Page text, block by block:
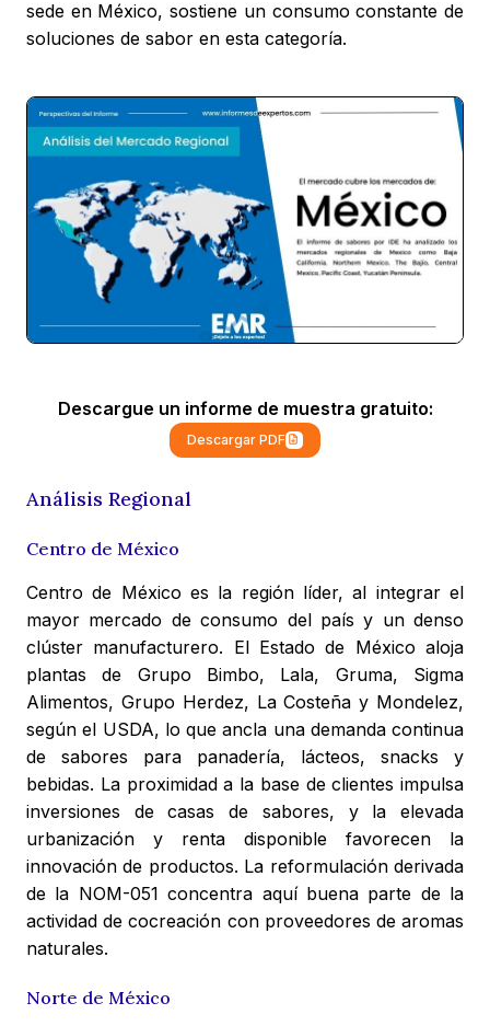
sede en México, sostiene un consumo constante de
soluciones de sabor en esta categoría.
Descargue un informe de muestra gratuito:
Descargar PDF
Análisis Regional
Centro de México
Centro de México es la región líder, al integrar el
mayor mercado de consumo del país y un denso
clúster manufacturero. El Estado de México aloja
plantas de Grupo Bimbo, Lala, Gruma, Sigma
Alimentos, Grupo Herdez, La Costeña y Mondelez,
según el USDA, lo que ancla una demanda continua
de sabores para panadería, lácteos, snacks y
bebidas. La proximidad a la base de clientes impulsa
inversiones de casas de sabores, y la elevada
urbanización y renta disponible favorecen la
innovación de productos. La reformulación derivada
de la NOM-051 concentra aquí buena parte de la
actividad de cocreación con proveedores de aromas
naturales.
Norte de México